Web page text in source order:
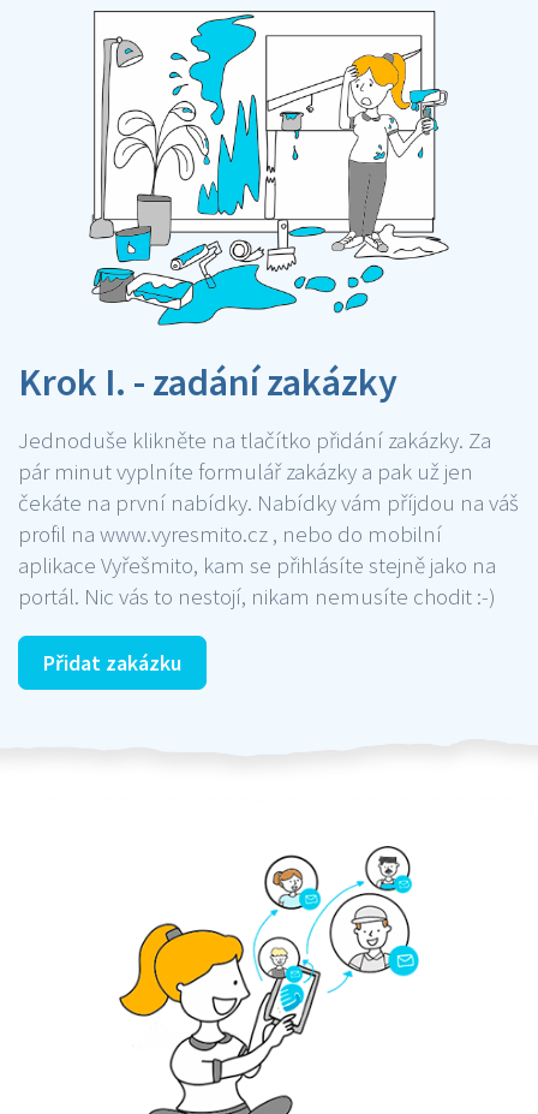
Krok I. - zadání zakázky
Jednoduše klikněte na tlačítko přidání zakázky. Za
pár minut vyplníte formulář zakázky a pak už jen
čekáte na první nabídky. Nabídky vám příjdou na váš
profil na www.vyresmito.cz , nebo do mobilní
aplikace Vyřešmito, kam se přihlásíte stejně jako na
portál. Nic vás to nestojí, nikam nemusíte chodit :-)
Přidat zakázku